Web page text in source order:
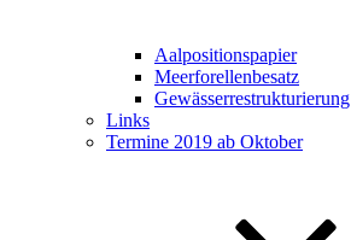
Aalpositionspapier
Meerforellenbesatz
Gewässerrestrukturierung
Links
Termine 2019 ab Oktober